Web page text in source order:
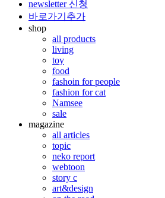
newsletter 신청
바로가기추가
shop
all products
living
toy
food
fashoin for people
fashion for cat
Namsee
sale
magazine
all articles
topic
neko report
webtoon
story c
art&design